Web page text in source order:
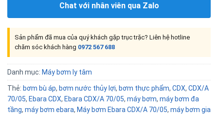
Chat với nhân viên qua Zalo
Sản phẩm đã mua của quý khách gặp trục trặc? Liên hệ hotline
chăm sóc khách hàng 0972 567 688
Danh mục: Máy bơm ly tâm
Thẻ: bơm bù áp, bơm nước thủy lợi, bơm thực phẩm, CDX, CDX/A
70/05, Ebara CDX, Ebara CDX/A 70/05, máy bơm, máy bơm đa
tầng, máy bơm ebara, Máy bơm Ebara CDX/A 70/05, máy bơm gia